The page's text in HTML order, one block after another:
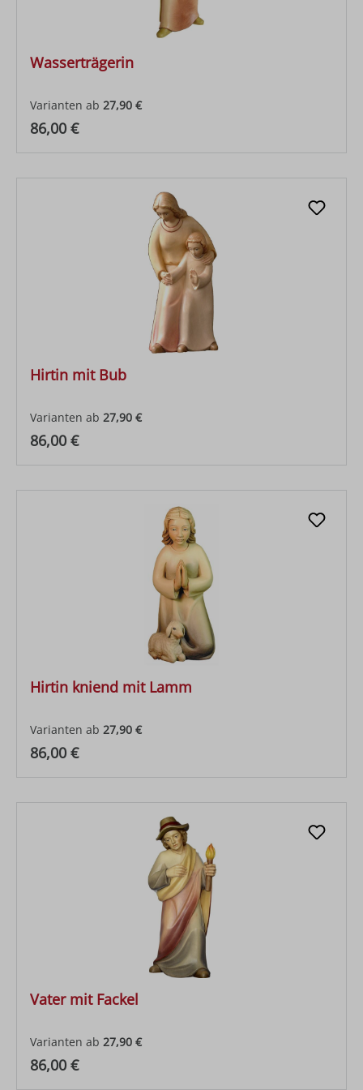
Wasserträgerin
Varianten ab 27,90 €
Regulärer Preis:
86,00 €
Hirtin mit Bub
Varianten ab 27,90 €
Regulärer Preis:
86,00 €
Hirtin kniend mit Lamm
Varianten ab 27,90 €
Regulärer Preis:
86,00 €
Vater mit Fackel
Varianten ab 27,90 €
Regulärer Preis:
86,00 €